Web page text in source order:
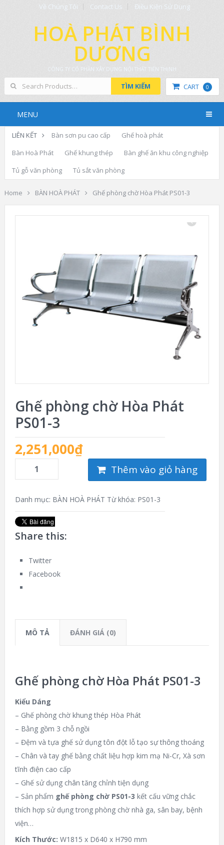
Về Chúng Tôi Contact Us Điều Kiện Sử Dụng
HOÀ PHÁT BÌNH
DƯƠNG
CÔNG TY CỔ PHẦN XÂY DỰNG NỘI THẤT TIẾN THỊNH
CART 0
TÌM KIẾM
MENU
LIÊN KẾT Bàn sơn pu cao cấp
Ghế hoà phát
Bàn Hoà Phát
Ghế khung thép
Bàn ghế ăn khu công nghiệp
Tủ gỗ văn phòng
Tủ sắt văn phòng
Home BÀN HOÀ PHÁT Ghế phòng chờ Hòa Phát PS01-3
Ghế phòng chờ Hòa Phát
PS01-3
2,251,000₫
Thêm vào giỏ hàng
Danh mục: BÀN HOÀ PHÁT Từ khóa: PS01-3
Share this:
Twitter
Facebook
MÔ TẢ ĐÁNH GIÁ (0)
Ghế phòng chờ Hòa Phát PS01-3
Kiểu Dáng
– Ghế phòng chờ khung thép Hòa Phát
– Bằng gồm 3 chỗ ngồi
– Đệm và tựa ghế sử dụng tôn đột lỗ tạo sự thông thoáng
– Chân và tay ghế bằng chất liệu hợp kim mạ Ni-Cr, Xà sơn
tĩnh điện cao cấp
– Ghế sử dụng chân tăng chỉnh tiện dụng
– Sản phẩm ghế phòng chờ PS01-3 kết cấu vững chắc
thích hợp sử dụng trong phòng chờ nhà ga, sân bay, bệnh
viện…
Kích Thước: W1815 x D640 x H790 mm